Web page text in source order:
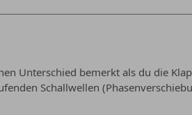
Unterschied bemerkt als du die
Schallwellen